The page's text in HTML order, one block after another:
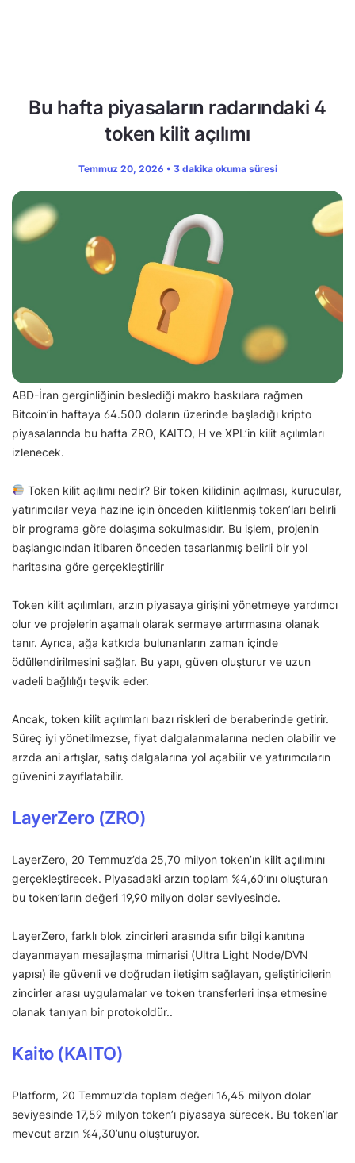
Bu hafta piyasaların radarındaki 4
token kilit açılımı
Temmuz 20, 2026 • 3 dakika okuma süresi
ABD-İran gerginliğinin beslediği makro baskılara rağmen
Bitcoin’in haftaya 64.500 doların üzerinde başladığı kripto
piyasalarında bu hafta ZRO, KAITO, H ve XPL’in kilit açılımları
izlenecek.
Token kilit açılımı nedir? Bir token kilidinin açılması, kurucular,
yatırımcılar veya hazine için önceden kilitlenmiş token’ları belirli
bir programa göre dolaşıma sokulmasıdır. Bu işlem, projenin
başlangıcından itibaren önceden tasarlanmış belirli bir yol
haritasına göre gerçekleştirilir
Token kilit açılımları, arzın piyasaya girişini yönetmeye yardımcı
olur ve projelerin aşamalı olarak sermaye artırmasına olanak
tanır. Ayrıca, ağa katkıda bulunanların zaman içinde
ödüllendirilmesini sağlar. Bu yapı, güven oluşturur ve uzun
vadeli bağlılığı teşvik eder.
Ancak, token kilit açılımları bazı riskleri de beraberinde getirir.
Süreç iyi yönetilmezse, fiyat dalgalanmalarına neden olabilir ve
arzda ani artışlar, satış dalgalarına yol açabilir ve yatırımcıların
güvenini zayıflatabilir.
LayerZero (ZRO)
LayerZero, 20 Temmuz’da 25,70 milyon token’ın kilit açılımını
gerçekleştirecek. Piyasadaki arzın toplam %4,60’ını oluşturan
bu token’ların değeri 19,90 milyon dolar seviyesinde.
LayerZero, farklı blok zincirleri arasında sıfır bilgi kanıtına
dayanmayan mesajlaşma mimarisi (Ultra Light Node/DVN
yapısı) ile güvenli ve doğrudan iletişim sağlayan, geliştiricilerin
zincirler arası uygulamalar ve token transferleri inşa etmesine
olanak tanıyan bir protokoldür..
Kaito (KAITO)
Platform, 20 Temmuz’da toplam değeri 16,45 milyon dolar
seviyesinde 17,59 milyon token’ı piyasaya sürecek. Bu token’lar
mevcut arzın %4,30’unu oluşturuyor.